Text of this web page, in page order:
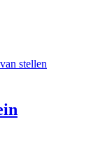
stellen